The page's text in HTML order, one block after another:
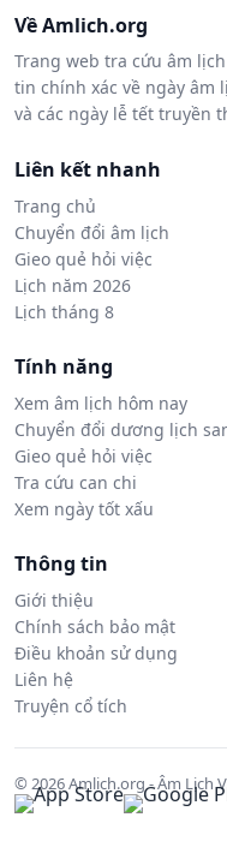
Về Amlich.org
Trang web tra cứu âm
tin chính xác về ngày âm
và các ngày lễ tết truyền
Liên kết nhanh
Trang chủ
Chuyển đổi âm lịch
Gieo quẻ hỏi việc
Lịch năm 2026
Lịch tháng 8
Tính năng
Xem âm lịch hôm nay
Chuyển đổi dương lịch
Gieo quẻ hỏi việc
Tra cứu can chi
Xem ngày tốt xấu
Thông tin
Giới thiệu
Chính sách bảo mật
Điều khoản sử dụng
Liên hệ
Truyện cổ tích
© 2026 Amlich.org - Âm Lịch